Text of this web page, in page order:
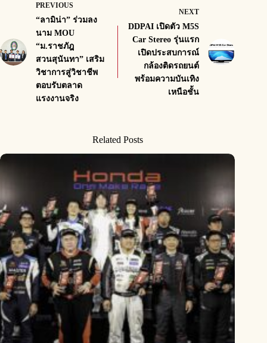
PREVIOUS
“ลามิน่า” ร่วมลง
นาม MOU
“ม.ราชภัฎ
สวนสุนันทา” เสริม
วิชาการสู่วิชาชีพ
ตอบรับตลาด
แรงงานจริง
NEXT
DDPAI เปิดตัว M5S
Car Stereo รุ่นแรก
เปิดประสบการณ์
กล้องติดรถยนต์
พร้อมความบันเทิง
เหนือชั้น
Related Posts